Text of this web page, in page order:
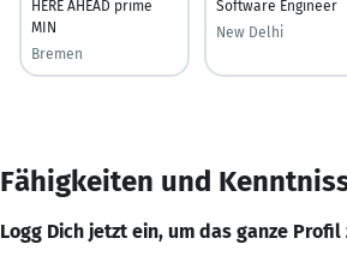
HERE AHEAD prime
MIN
Bremen
Software Engineer
New Delhi
Fähigkeiten und
Logg Dich jetzt ein, um das ganze Profil